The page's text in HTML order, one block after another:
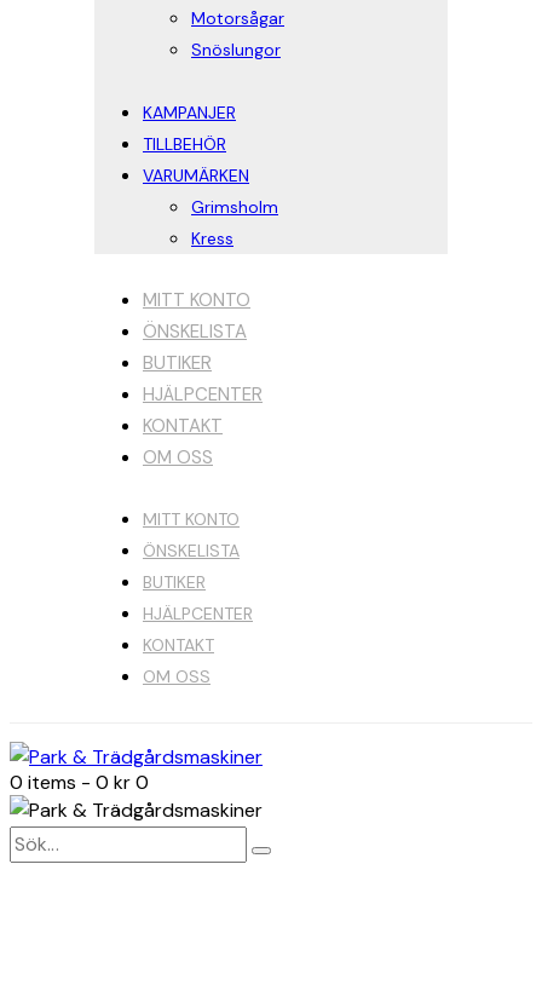
Motorsågar
Snöslungor
KAMPANJER
TILLBEHÖR
VARUMÄRKEN
Grimsholm
Kress
MITT KONTO
ÖNSKELISTA
BUTIKER
HJÄLPCENTER
KONTAKT
OM OSS
MITT KONTO
ÖNSKELISTA
BUTIKER
HJÄLPCENTER
KONTAKT
OM OSS
0 items - 0 kr0